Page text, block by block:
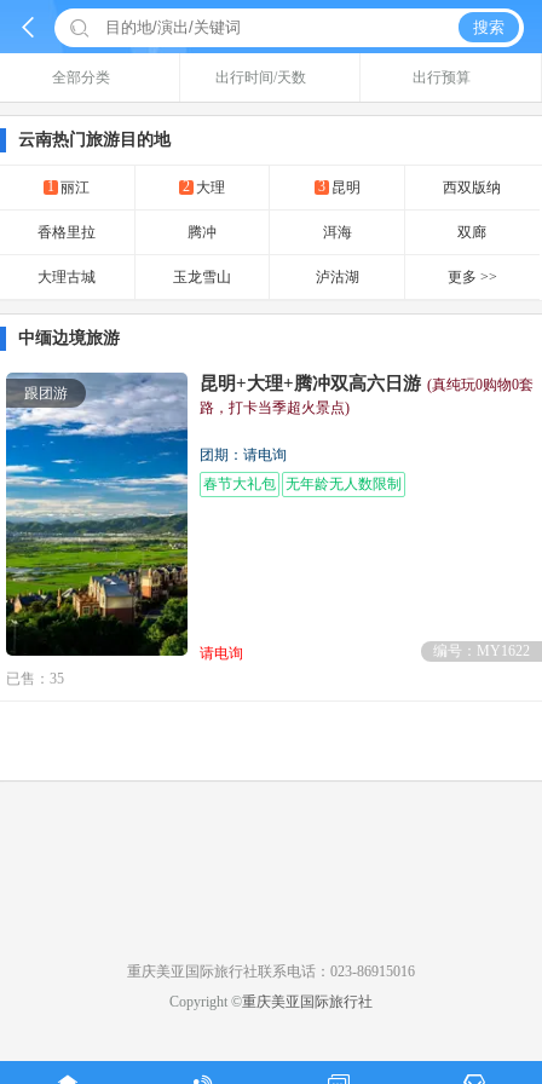
  搜索
全部分类 出行时间/天数 出行预算
云南热门旅游目的地
1 丽江 2 大理 3 昆明 西双版纳
香格里拉 腾冲 洱海 双廊
大理古城 玉龙雪山 泸沽湖 更多 >>
中缅边境旅游
跟团游 昆明+大理+腾冲双高六日游 (真纯玩0购物0套
路，打卡当季超火景点)
团期：请电询
春节大礼包 无年龄无人数限制
请电询
编号：MY1622
已售：35
重庆美亚国际旅行社联系电话：023-86915016
Copyright ©重庆美亚国际旅行社